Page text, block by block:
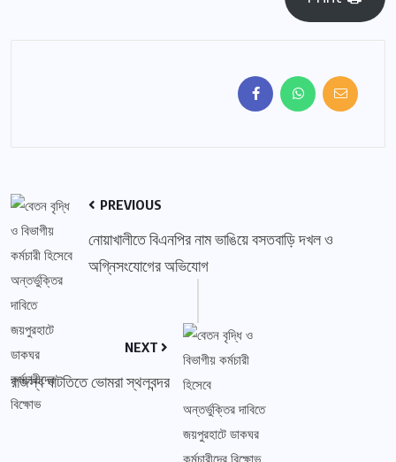
PREVIOUS
নোয়াখালীতে বিএনপির নাম ভাঙিয়ে বসতবাড়ি দখল ও
অগ্নিসংযোগের অভিযোগ
NEXT
রাজস্ব ঘাটতিতে ভোমরা স্থলবন্দর